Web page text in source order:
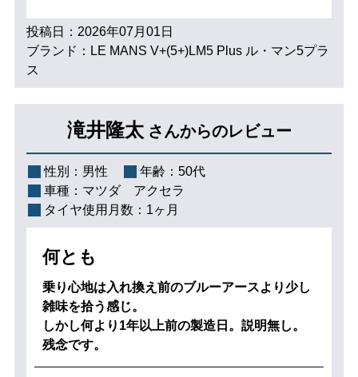
投稿日：2026年07月01日
ブランド：LE MANS V+(5+)LM5 Plus ル・マン5プラ
ス
滝井隆太 さんからのレビュー
性別： 男性 年齢： 50代
車種： マツダ アクセラ
タイヤ使用月数： 1ヶ月
何とも
乗り心地は入れ換え前のブルーアースより少し
雑味を拾う感じ。
しかし何より1年以上前の製造日。説明無し。
残念です。